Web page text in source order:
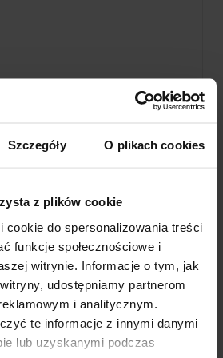
Szczegóły O plikach cookies
z plików cookie
cookie do spersonalizowania treści
funkcje społecznościowe i
witrynie. Informacje o tym, jak
udostępniamy partnerom
i analitycznym.
te informacje z innymi danymi
lub uzyskanymi podczas
Trutki, opryski
przeciw mrówkom 100g